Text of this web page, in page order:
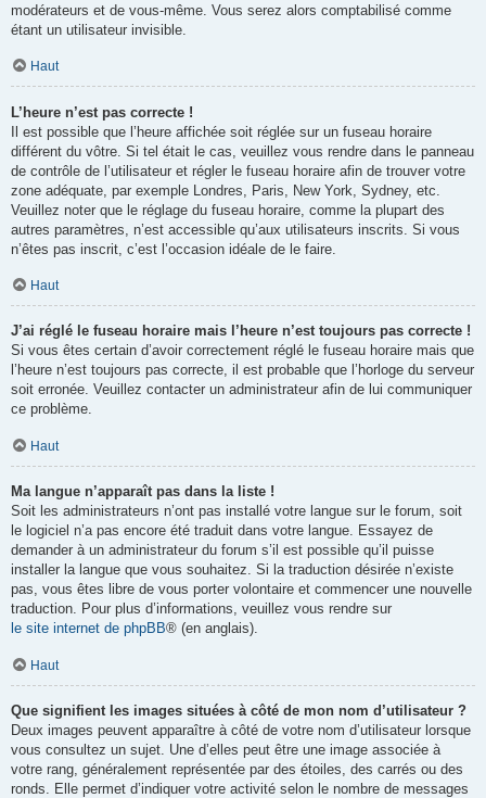
modérateurs et de vous-même. Vous serez alors comptabilisé comme
étant un utilisateur invisible.
Haut
L’heure n’est pas correcte !
Il est possible que l’heure affichée soit réglée sur un fuseau horaire
différent du vôtre. Si tel était le cas, veuillez vous rendre dans le panneau
de contrôle de l’utilisateur et régler le fuseau horaire afin de trouver votre
zone adéquate, par exemple Londres, Paris, New York, Sydney, etc.
Veuillez noter que le réglage du fuseau horaire, comme la plupart des
autres paramètres, n’est accessible qu’aux utilisateurs inscrits. Si vous
n’êtes pas inscrit, c’est l’occasion idéale de le faire.
Haut
J’ai réglé le fuseau horaire mais l’heure n’est toujours pas correcte !
Si vous êtes certain d’avoir correctement réglé le fuseau horaire mais que
l’heure n’est toujours pas correcte, il est probable que l’horloge du serveur
soit erronée. Veuillez contacter un administrateur afin de lui communiquer
ce problème.
Haut
Ma langue n’apparaît pas dans la liste !
Soit les administrateurs n’ont pas installé votre langue sur le forum, soit
le logiciel n’a pas encore été traduit dans votre langue. Essayez de
demander à un administrateur du forum s’il est possible qu’il puisse
installer la langue que vous souhaitez. Si la traduction désirée n’existe
pas, vous êtes libre de vous porter volontaire et commencer une nouvelle
traduction. Pour plus d’informations, veuillez vous rendre sur
le site internet de phpBB® (en anglais).
Haut
Que signifient les images situées à côté de mon nom d’utilisateur ?
Deux images peuvent apparaître à côté de votre nom d’utilisateur lorsque
vous consultez un sujet. Une d’elles peut être une image associée à
votre rang, généralement représentée par des étoiles, des carrés ou des
ronds. Elle permet d’indiquer votre activité selon le nombre de messages